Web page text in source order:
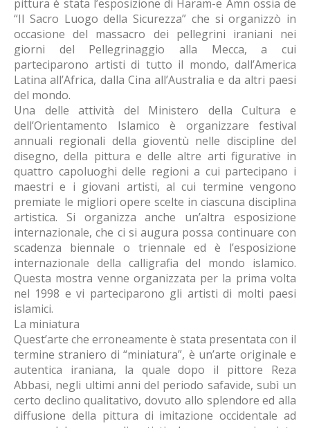
pittura è stata l’esposizione di Haram-e Amn ossia de
“Il Sacro Luogo della Sicurezza” che si organizzò in
occasione del massacro dei pellegrini iraniani nei
giorni del Pellegrinaggio alla Mecca, a cui
parteciparono artisti di tutto il mondo, dall’America
Latina all’Africa, dalla Cina all’Australia e da altri paesi
del mondo.
Una delle attività del Ministero della Cultura e
dell’Orientamento Islamico è organizzare festival
annuali regionali della gioventù nelle discipline del
disegno, della pittura e delle altre arti figurative in
quattro capoluoghi delle regioni a cui partecipano i
maestri e i giovani artisti, al cui termine vengono
premiate le migliori opere scelte in ciascuna disciplina
artistica. Si organizza anche un’altra esposizione
internazionale, che ci si augura possa continuare con
scadenza biennale o triennale ed è l’esposizione
internazionale della calligrafia del mondo islamico.
Questa mostra venne organizzata per la prima volta
nel 1998 e vi parteciparono gli artisti di molti paesi
islamici.
La miniatura
Quest’arte che erroneamente è stata presentata con il
termine straniero di “miniatura”, è un’arte originale e
autentica iraniana, la quale dopo il pittore Reza
Abbasi, negli ultimi anni del periodo safavide, subì un
certo declino qualitativo, dovuto allo splendore ed alla
diffusione della pittura di imitazione occidentale ad